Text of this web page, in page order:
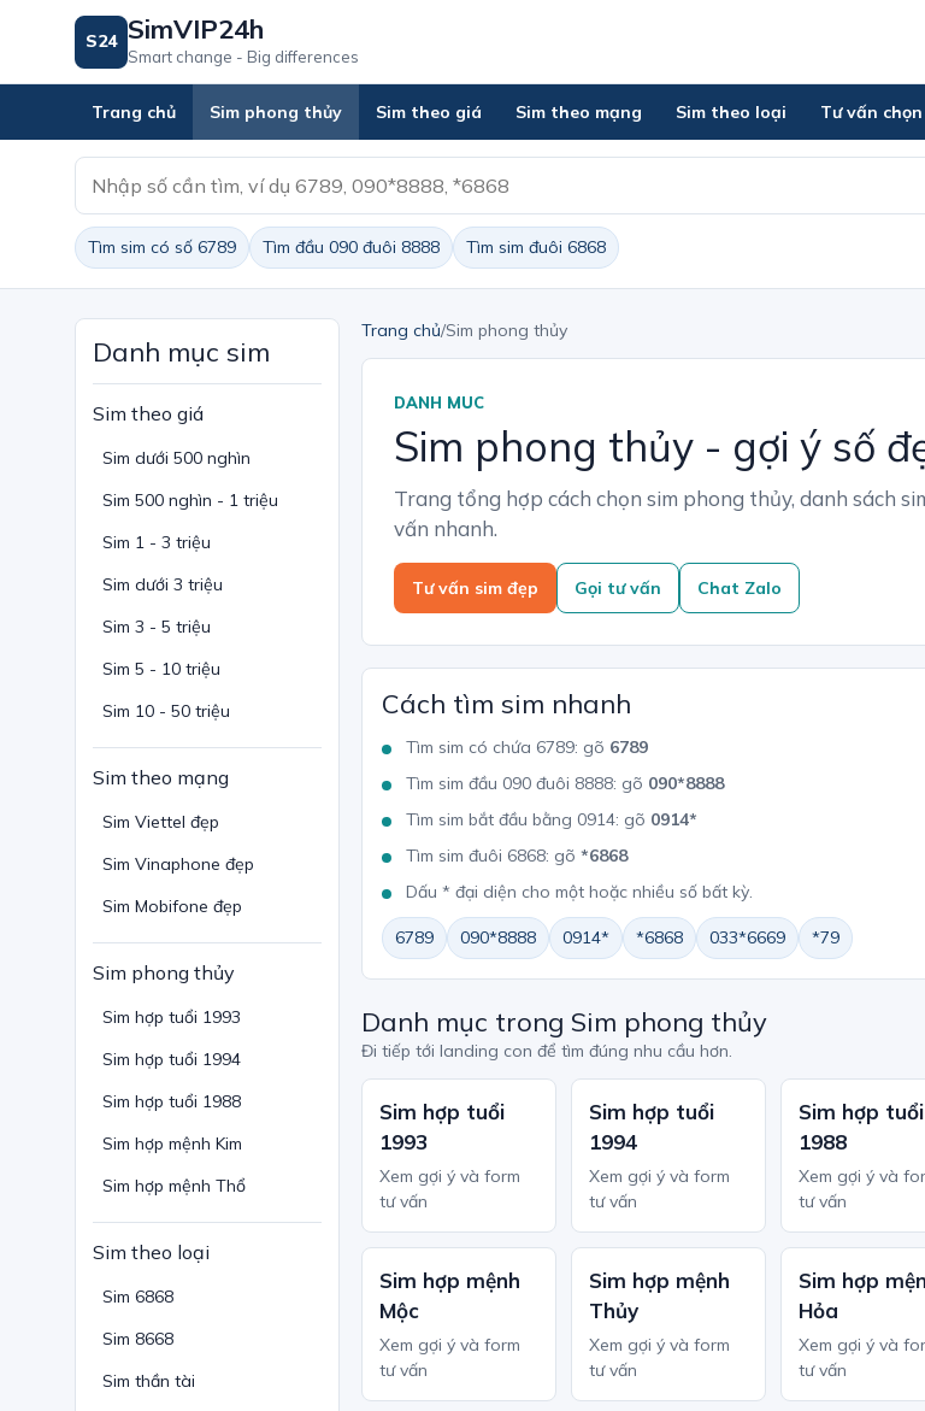
S24 SimVIP24h
Smart change - Big differences
Trang chủ Sim phong thủy Sim theo giá Sim theo mạng Sim theo loại Tư vấn
Tìm sim có số 6789 Tìm đầu 090 đuôi 8888 Tìm sim đuôi 6868
Danh mục sim
Sim theo giá
Sim dưới 500 nghìn
Sim 500 nghìn - 1 triệu
Sim 1 - 3 triệu
Sim dưới 3 triệu
Sim 3 - 5 triệu
Sim 5 - 10 triệu
Sim 10 - 50 triệu
Sim theo mạng
Sim Viettel đẹp
Sim Vinaphone đẹp
Sim Mobifone đẹp
Sim phong thủy
Sim hợp tuổi 1993
Sim hợp tuổi 1994
Sim hợp tuổi 1988
Sim hợp mệnh Kim
Sim hợp mệnh Thổ
Sim theo loại
Sim 6868
Sim 8668
Sim thần tài
Trang chủ/Sim phong thủy
DANH MUC
Sim phong thủy - gợi ý số
Trang tổng hợp cách chọn sim phong thủy, danh sách
vấn nhanh.
Tư vấn sim đẹp Gọi tư vấn Chat Zalo
Cách tìm sim nhanh
Tìm sim có chứa 6789: gõ 6789
Tìm sim đầu 090 đuôi 8888: gõ 090*8888
Tìm sim bắt đầu bằng 0914: gõ 0914*
Tìm sim đuôi 6868: gõ *6868
Dấu * đại diện cho một hoặc nhiều số bất kỳ.
6789 090*8888 0914* *6868 033*6669 *79
Danh mục trong Sim phong thủy
Đi tiếp tới landing con để tìm đúng nhu cầu hơn.
Sim hợp tuổi
1993
Xem gợi ý và form
tư vấn
Sim hợp tuổi
1994
Xem gợi ý và form
tư vấn
Sim hợp tuổi
1988
Xem gợi ý và
tư vấn
Sim hợp mệnh
Mộc
Xem gợi ý và form
tư vấn
Sim hợp mệnh
Thủy
Xem gợi ý và form
tư vấn
Sim hợp
Hỏa
Xem gợi ý và
tư vấn